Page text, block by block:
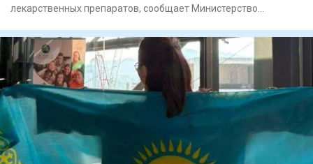
лекарственных препаратов, сообщает Министерство